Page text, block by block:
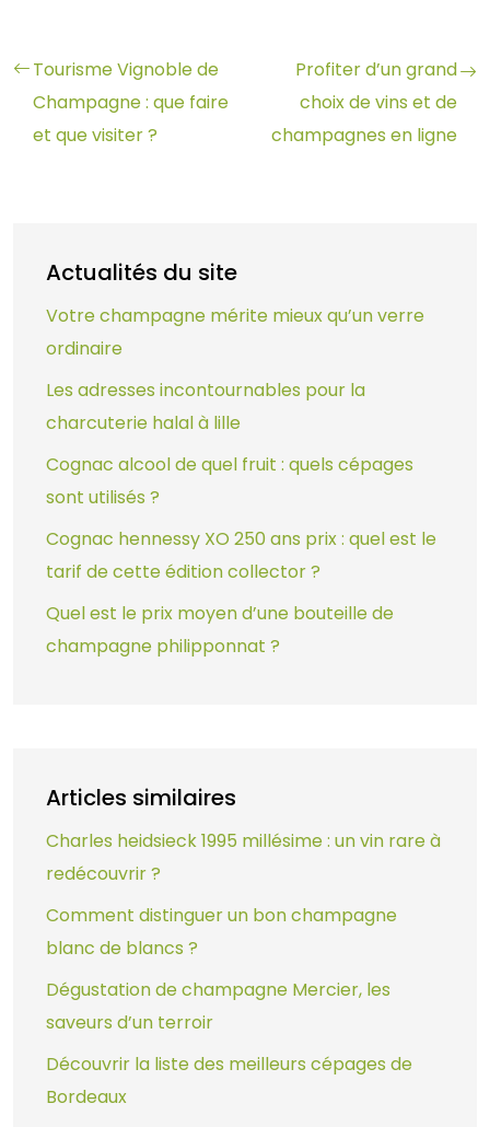
Tourisme Vignoble de
Champagne : que faire
et que visiter ?
Profiter d’un grand
choix de vins et de
champagnes en ligne
Actualités du site
Votre champagne mérite mieux qu’un verre
ordinaire
Les adresses incontournables pour la
charcuterie halal à lille
Cognac alcool de quel fruit : quels cépages
sont utilisés ?
Cognac hennessy XO 250 ans prix : quel est le
tarif de cette édition collector ?
Quel est le prix moyen d’une bouteille de
champagne philipponnat ?
Articles similaires
Charles heidsieck 1995 millésime : un vin rare à
redécouvrir ?
Comment distinguer un bon champagne
blanc de blancs ?
Dégustation de champagne Mercier, les
saveurs d’un terroir
Découvrir la liste des meilleurs cépages de
Bordeaux